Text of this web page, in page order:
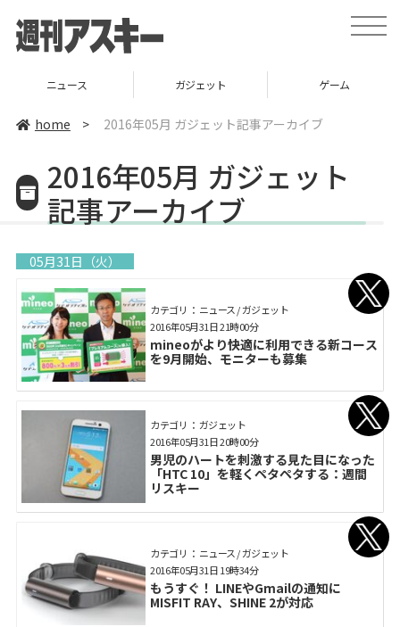
toggle
ガジェット ゲーム グルメ
home > 2016年05月 ガジェット記事アーカイブ
2016年05月 ガジェット
記事アーカイブ
05月31日（火）
カテゴリ： ニュース / ガジェット
mineoがより快適に利用できる新コース
を9月開始、モニターも募集
2016年05月31日 21時00分
カテゴリ： ガジェット
男児のハートを刺激する見た目になった
「HTC 10」を軽くペタペタする：週間
リスキー
2016年05月31日 20時00分
カテゴリ： ニュース / ガジェット
もうすぐ！ LINEやGmailの通知に
MISFIT RAY、SHINE 2が対応
2016年05月31日 19時34分